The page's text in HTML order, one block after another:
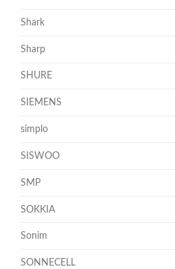
Shark
Sharp
SHURE
SIEMENS
simplo
SISWOO
SMP
SOKKIA
Sonim
SONNECELL